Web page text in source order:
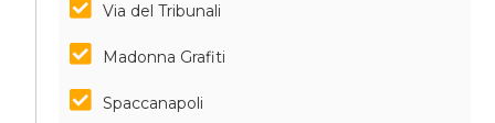
Via del Tribunali
Madonna Grafiti
Spaccanapoli